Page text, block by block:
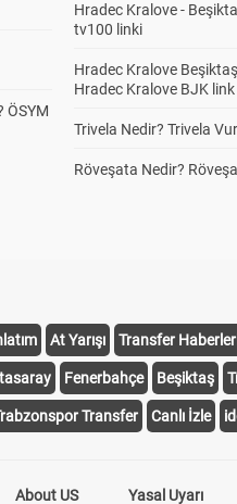
ÖSYM
Hradec Kralove -
tv100 linki
Hradec Kralove
Hradec Kralove BJK link
Trivela Nedir? Trivela
Röveşata Nedir?
At Yarışı Transfer
Fenerbahçe Beşiktaş
Transfer Canlı İzle
About US Yasal Uyarı